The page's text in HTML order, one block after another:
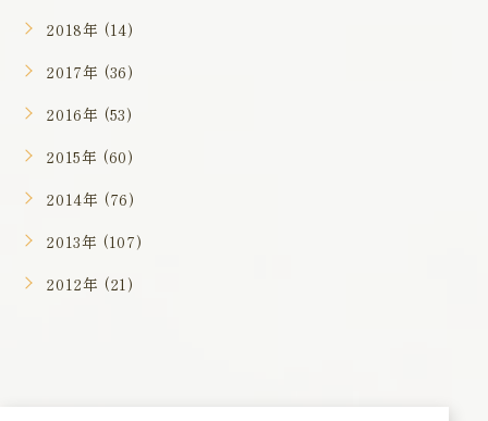
2018年 (14)
2017年 (36)
2016年 (53)
2015年 (60)
2014年 (76)
2013年 (107)
2012年 (21)